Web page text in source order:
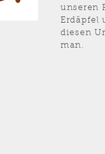
unseren
Erdäpfel
diesen
man.